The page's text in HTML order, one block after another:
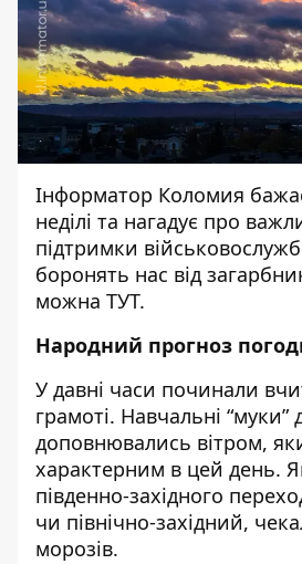
Інформатор Коломия
неділі та нагадує про
підтримки
боронять нас від
можна ТУТ.
Народний прогноз
У давні часи починали
грамоті. Навчальні “муки”
доповнювались вітром,
характерним в цей день.
південно-західного
чи північно-західний,
морозів.